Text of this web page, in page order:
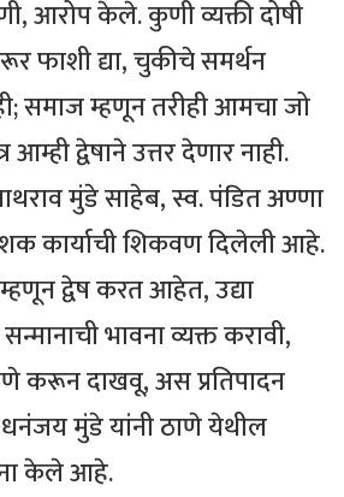
आरोप केले. कुणी व्यक्ती दोषी
फाशी द्या, चुकीचे समर्थन
समाज म्हणून तरीही आमचा जो
आम्ही द्वेषाने उत्तर देणार नाही.
मुंडे साहेब, स्व. पंडित अण्णा
कार्याची शिकवण दिलेली आहे.
द्वेष करत आहेत, उद्या
भावना व्यक्त करावी,
करून दाखवू, अस प्रतिपादन
धनंजय मुंडे यांनी ठाणे येथील
केले आहे.